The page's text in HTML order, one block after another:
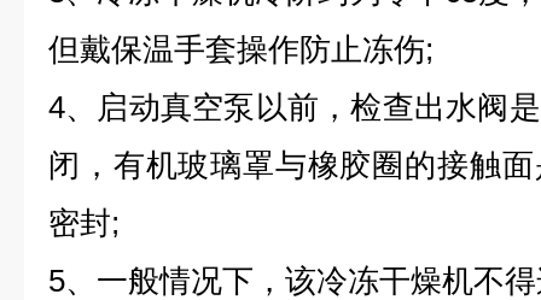
但戴保温手套操作防止冻伤;
4、启动真空泵以前，检查出水阀
闭，有机玻璃罩与橡胶圈的接触
密封;
5、一般情况下，该冷冻干燥机不